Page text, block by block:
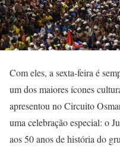
Com eles, a sexta-feira é
um dos maiores ícones
apresentou no Circuito
uma celebração especial: o
aos 50 anos de história do